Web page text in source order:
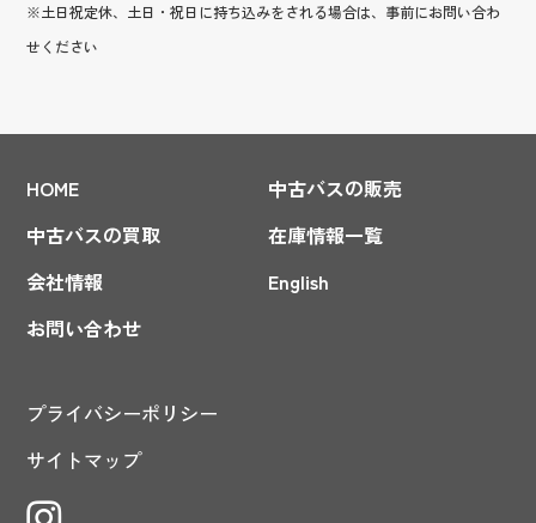
※土日祝定休、土日・祝日に持ち込みをされる場合は、事前にお問い合わ
せください
HOME
中古バスの販売
中古バスの買取
在庫情報一覧
会社情報
English
お問い合わせ
プライバシーポリシー
サイトマップ